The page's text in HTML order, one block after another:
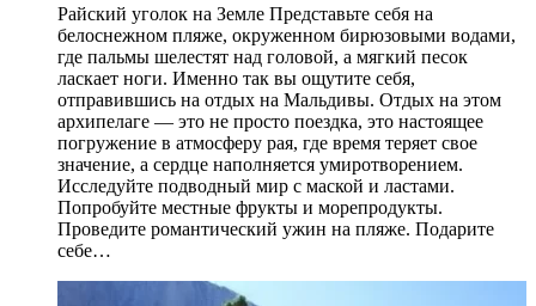
Райский уголок на Земле Представьте себя на
белоснежном пляже, окруженном бирюзовыми водами,
где пальмы шелестят над головой, а мягкий песок
ласкает ноги. Именно так вы ощутите себя,
отправившись на отдых на Мальдивы. Отдых на этом
архипелаге — это не просто поездка, это настоящее
погружение в атмосферу рая, где время теряет свое
значение, а сердце наполняется умиротворением.
Исследуйте подводный мир с маской и ластами.
Попробуйте местные фрукты и морепродукты.
Проведите романтический ужин на пляже. Подарите
себе…